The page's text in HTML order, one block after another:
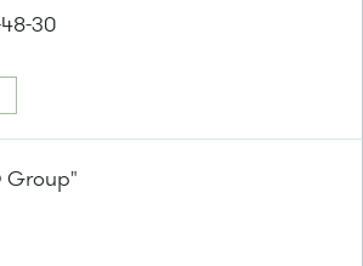
30
Group"